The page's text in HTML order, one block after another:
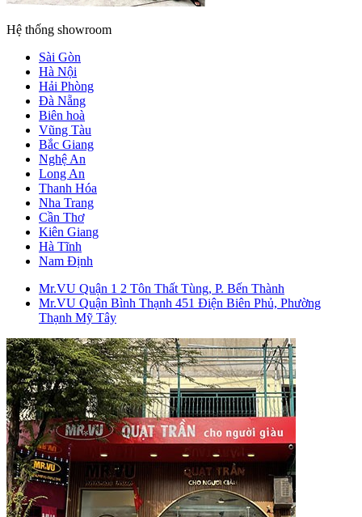
Hệ thống showroom
Sài Gòn
Hà Nội
Hải Phòng
Đà Nẵng
Biên hoà
Vũng Tàu
Bắc Giang
Nghệ An
Long An
Thanh Hóa
Nha Trang
Cần Thơ
Kiên Giang
Hà Tĩnh
Nam Định
Mr.VU Quận 1 2 Tôn Thất Tùng, P. Bến Thành
Mr.VU Quận Bình Thạnh 451 Điện Biên Phủ, Phường
Thạnh Mỹ Tây